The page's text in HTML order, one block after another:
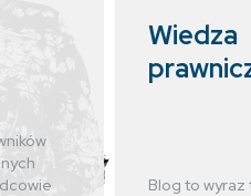
Wiedza
Blog to wyraz